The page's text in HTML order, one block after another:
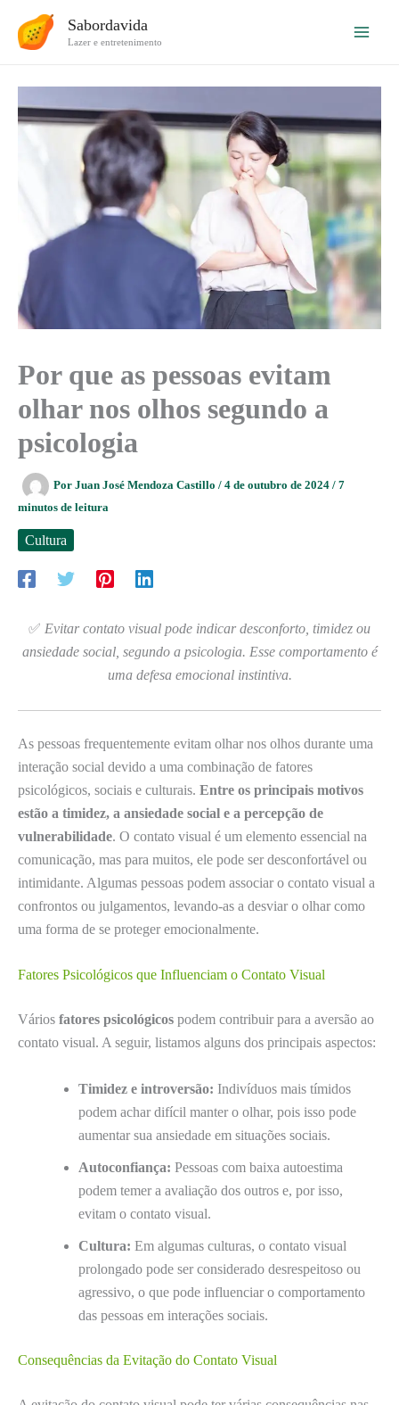
para
Sabordavida
Lazer e entretenimento
Por que as pessoas evitam
olhar nos olhos segundo a
psicologia
Por Juan José Mendoza Castillo / 4 de outubro de 2024 / 7
minutos de leitura
Cultura
✅ Evitar contato visual pode indicar desconforto, timidez ou
ansiedade social, segundo a psicologia. Esse comportamento é
uma defesa emocional instintiva.
As pessoas frequentemente evitam olhar nos olhos durante uma
interação social devido a uma combinação de fatores
psicológicos, sociais e culturais. Entre os principais motivos
estão a timidez, a ansiedade social e a percepção de
vulnerabilidade. O contato visual é um elemento essencial na
comunicação, mas para muitos, ele pode ser desconfortável ou
intimidante. Algumas pessoas podem associar o contato visual a
confrontos ou julgamentos, levando-as a desviar o olhar como
uma forma de se proteger emocionalmente.
Fatores Psicológicos que Influenciam o Contato Visual
Vários fatores psicológicos podem contribuir para a aversão ao
contato visual. A seguir, listamos alguns dos principais aspectos:
Timidez e introversão: Indivíduos mais tímidos
podem achar difícil manter o olhar, pois isso pode
aumentar sua ansiedade em situações sociais.
Autoconfiança: Pessoas com baixa autoestima
podem temer a avaliação dos outros e, por isso,
evitam o contato visual.
Cultura: Em algumas culturas, o contato visual
prolongado pode ser considerado desrespeitoso ou
agressivo, o que pode influenciar o comportamento
das pessoas em interações sociais.
Consequências da Evitação do Contato Visual